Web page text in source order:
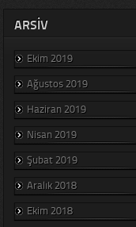
ARSIV
Ekim 2019
Ağustos 2019
Haziran 2019
Nisan 2019
Şubat 2019
Aralık 2018
Ekim 2018